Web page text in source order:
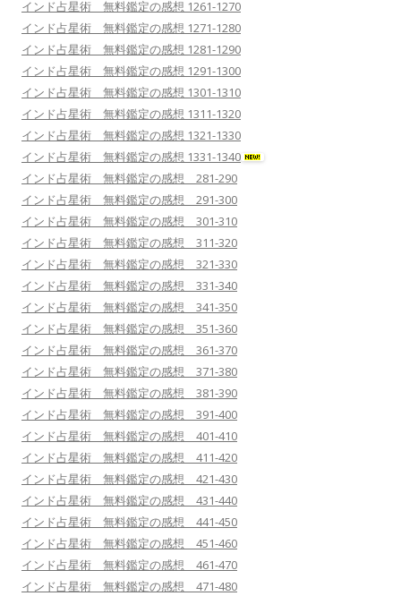
インド占星術 無料鑑定の感想 1261-1270
インド占星術 無料鑑定の感想 1271-1280
インド占星術 無料鑑定の感想 1281-1290
インド占星術 無料鑑定の感想 1291-1300
インド占星術 無料鑑定の感想 1301-1310
インド占星術 無料鑑定の感想 1311-1320
インド占星術 無料鑑定の感想 1321-1330
インド占星術 無料鑑定の感想 1331-1340
インド占星術 無料鑑定の感想 281-290
インド占星術 無料鑑定の感想 291-300
インド占星術 無料鑑定の感想 301-310
インド占星術 無料鑑定の感想 311-320
インド占星術 無料鑑定の感想 321-330
インド占星術 無料鑑定の感想 331-340
インド占星術 無料鑑定の感想 341-350
インド占星術 無料鑑定の感想 351-360
インド占星術 無料鑑定の感想 361-370
インド占星術 無料鑑定の感想 371-380
インド占星術 無料鑑定の感想 381-390
インド占星術 無料鑑定の感想 391-400
インド占星術 無料鑑定の感想 401-410
インド占星術 無料鑑定の感想 411-420
インド占星術 無料鑑定の感想 421-430
インド占星術 無料鑑定の感想 431-440
インド占星術 無料鑑定の感想 441-450
インド占星術 無料鑑定の感想 451-460
インド占星術 無料鑑定の感想 461-470
インド占星術 無料鑑定の感想 471-480